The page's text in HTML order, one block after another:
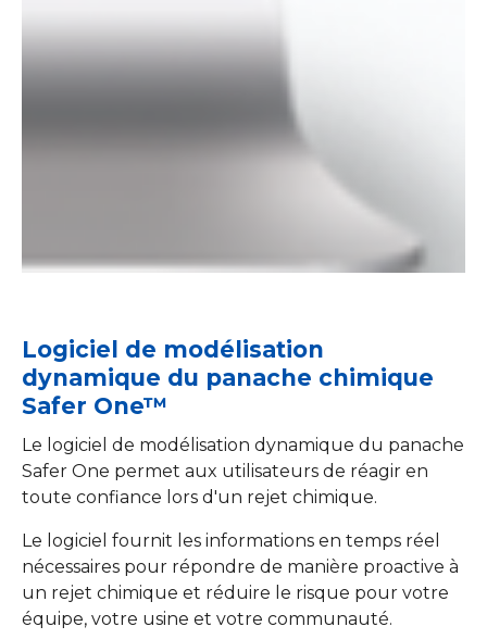
Logiciel de modélisation
dynamique du panache chimique
Safer One™
Le logiciel de modélisation dynamique du panache
Safer One permet aux utilisateurs de réagir en
toute confiance lors d'un rejet chimique.
Le logiciel fournit les informations en temps réel
nécessaires pour répondre de manière proactive à
un rejet chimique et réduire le risque pour votre
équipe, votre usine et votre communauté.